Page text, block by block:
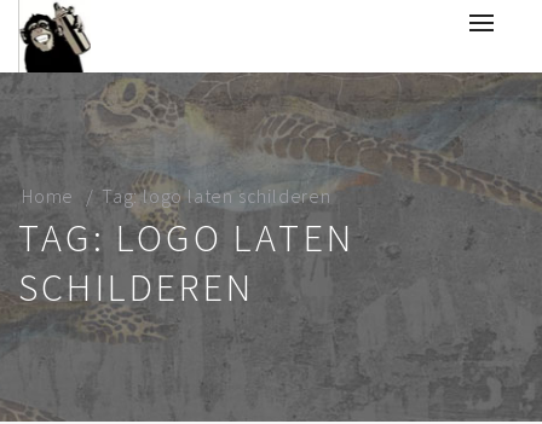
Home Tag: logo laten schilderen
TAG: LOGO LATEN
SCHILDEREN